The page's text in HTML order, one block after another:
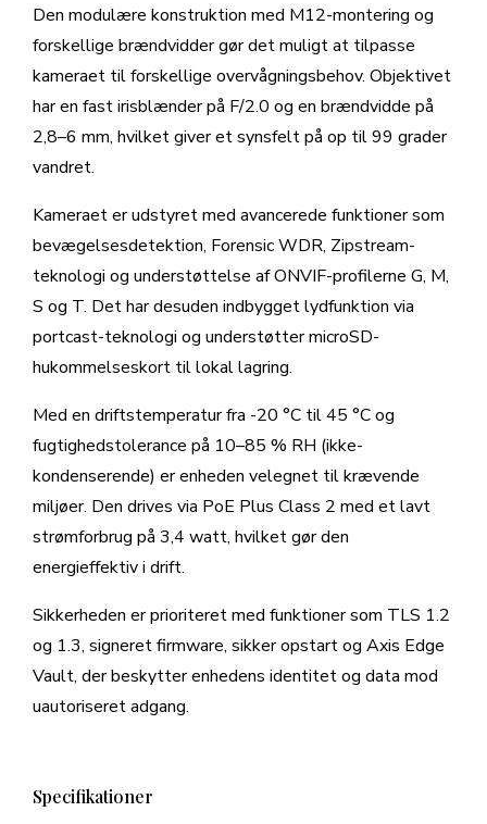
Den modulære konstruktion med M12-montering og
forskellige brændvidder gør det muligt at tilpasse
kameraet til forskellige overvågningsbehov. Objektivet
har en fast irisblænder på F/2.0 og en brændvidde på
2,8–6 mm, hvilket giver et synsfelt på op til 99 grader
vandret.
Kameraet er udstyret med avancerede funktioner som
bevægelsesdetektion, Forensic WDR, Zipstream-
teknologi og understøttelse af ONVIF-profilerne G, M,
S og T. Det har desuden indbygget lydfunktion via
portcast-teknologi og understøtter microSD-
hukommelseskort til lokal lagring.
Med en driftstemperatur fra -20 °C til 45 °C og
fugtighedstolerance på 10–85 % RH (ikke-
kondenserende) er enheden velegnet til krævende
miljøer. Den drives via PoE Plus Class 2 med et lavt
strømforbrug på 3,4 watt, hvilket gør den
energieffektiv i drift.
Sikkerheden er prioriteret med funktioner som TLS 1.2
og 1.3, signeret firmware, sikker opstart og Axis Edge
Vault, der beskytter enhedens identitet og data mod
uautoriseret adgang.
Specifikationer